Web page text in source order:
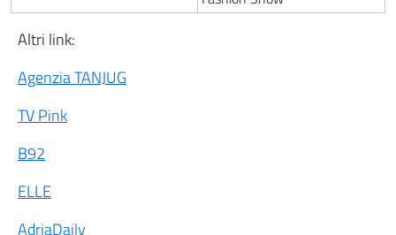
Altri link:
Agenzia TANJUG
TV Pink
B92
ELLE
AdriaDaily